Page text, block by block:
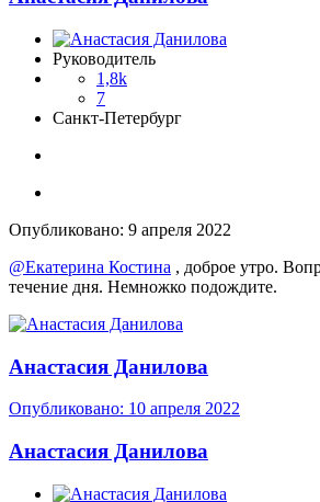
Руководитель
1,8k
7
Санкт-Петербург
Опубликовано: 9 апреля 2022
@Екатерина Костина , доброе утро.
течение дня. Немножко подождите.
Анастасия Данилова
Опубликовано: 10 апреля 2022
Анастасия Данилова